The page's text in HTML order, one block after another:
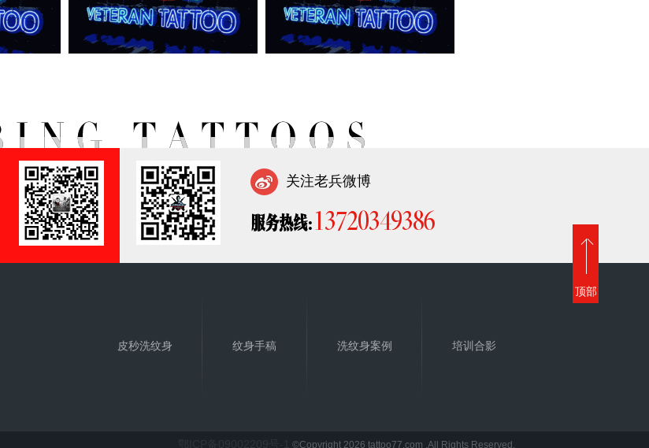
关注老兵微博
服务热线: 13720349386
顶部
皮秒洗纹身 纹身手稿 洗纹身案例 培训合影
©Copyright 2026 tattoo77.com .All Rights Reserved.